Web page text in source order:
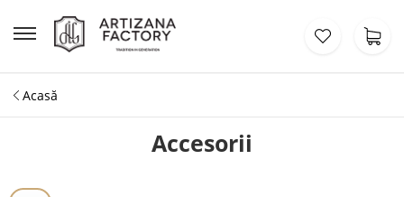
Acasă
Accesorii